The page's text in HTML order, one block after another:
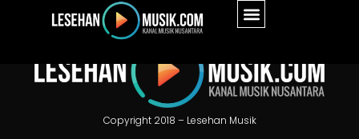
Copyright 2018 – Lesehan Musik